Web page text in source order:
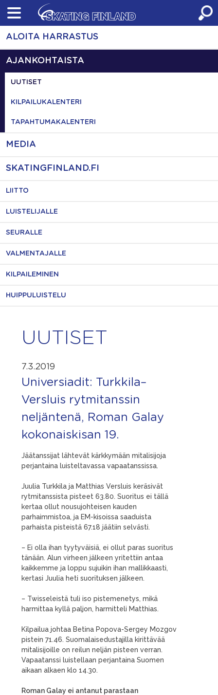
Skip
content
ALOITA HARRASTUS
AJANKOHTAISTA
UUTISET
KILPAILUKALENTERI
TAPAHTUMAKALENTERI
MEDIA
SKATINGFINLAND.FI
LIITTO
LUISTELIJALLE
SEURALLE
VALMENTAJALLE
KILPAILEMINEN
HUIPPULUISTELU
UUTISET
7.3.2019
Universiadit: Turkkila–
Versluis rytmitanssin
neljäntenä, Roman Galay
kokonaiskisan 19.
Jäätanssijat lähtevät kärkkymään mitalisijoja
perjantaina luisteltavassa vapaatanssissa.
Juulia Turkkila ja Matthias Versluis keräsivät
rytmitanssista pisteet 63.80. Suoritus ei tällä
kertaa ollut nousujohteisen kauden
parhaimmistoa, ja EM-kisoissa saaduista
parhaista pisteistä 67.18 jäätiin selvästi.
– Ei olla ihan tyytyväisiä, ei ollut paras suoritus
tänään. Alun virheen jälkeen yritettiin antaa
kaikkemme ja loppu sujuikin ihan mallikkaasti,
kertasi Juulia heti suorituksen jälkeen.
– Twisseleistä tuli iso pistemenetys, mikä
harmittaa kyllä paljon, harmitteli Matthias.
Kilpailua johtaa Betina Popova-Sergey Mozgov
pistein 71.46. Suomalaisedustajilla kirittävää
mitalisijoille on reilun neljän pisteen verran.
Vapaatanssi luistellaan perjantaina Suomen
aikaan alkaen klo 14.30.
Roman Galay ei antanut parastaan